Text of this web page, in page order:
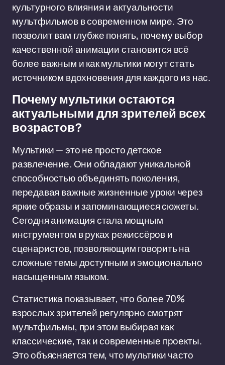
культурного влияния и актуальности
мультфильмов в современном мире. Это
позволит вам глубже понять, почему выбор
качественной анимации становится всё
более важным и как мультики могут стать
источником вдохновения для каждого из нас.
Почему мультики остаются
актуальными для зрителей всех
возрастов?
Мультики — это не просто детское
развлечение. Они обладают уникальной
способностью объединять поколения,
передавая важные жизненные уроки через
яркие образы и запоминающиеся сюжеты.
Сегодня анимация стала мощным
инструментом в руках режиссёров и
сценаристов, позволяющим говорить на
сложные темы доступным и эмоционально
насыщенным языком.
Статистика показывает, что более 70%
взрослых зрителей регулярно смотрят
мультфильмы, при этом выбирая как
классические, так и современные проекты.
Это объясняется тем, что мультики часто